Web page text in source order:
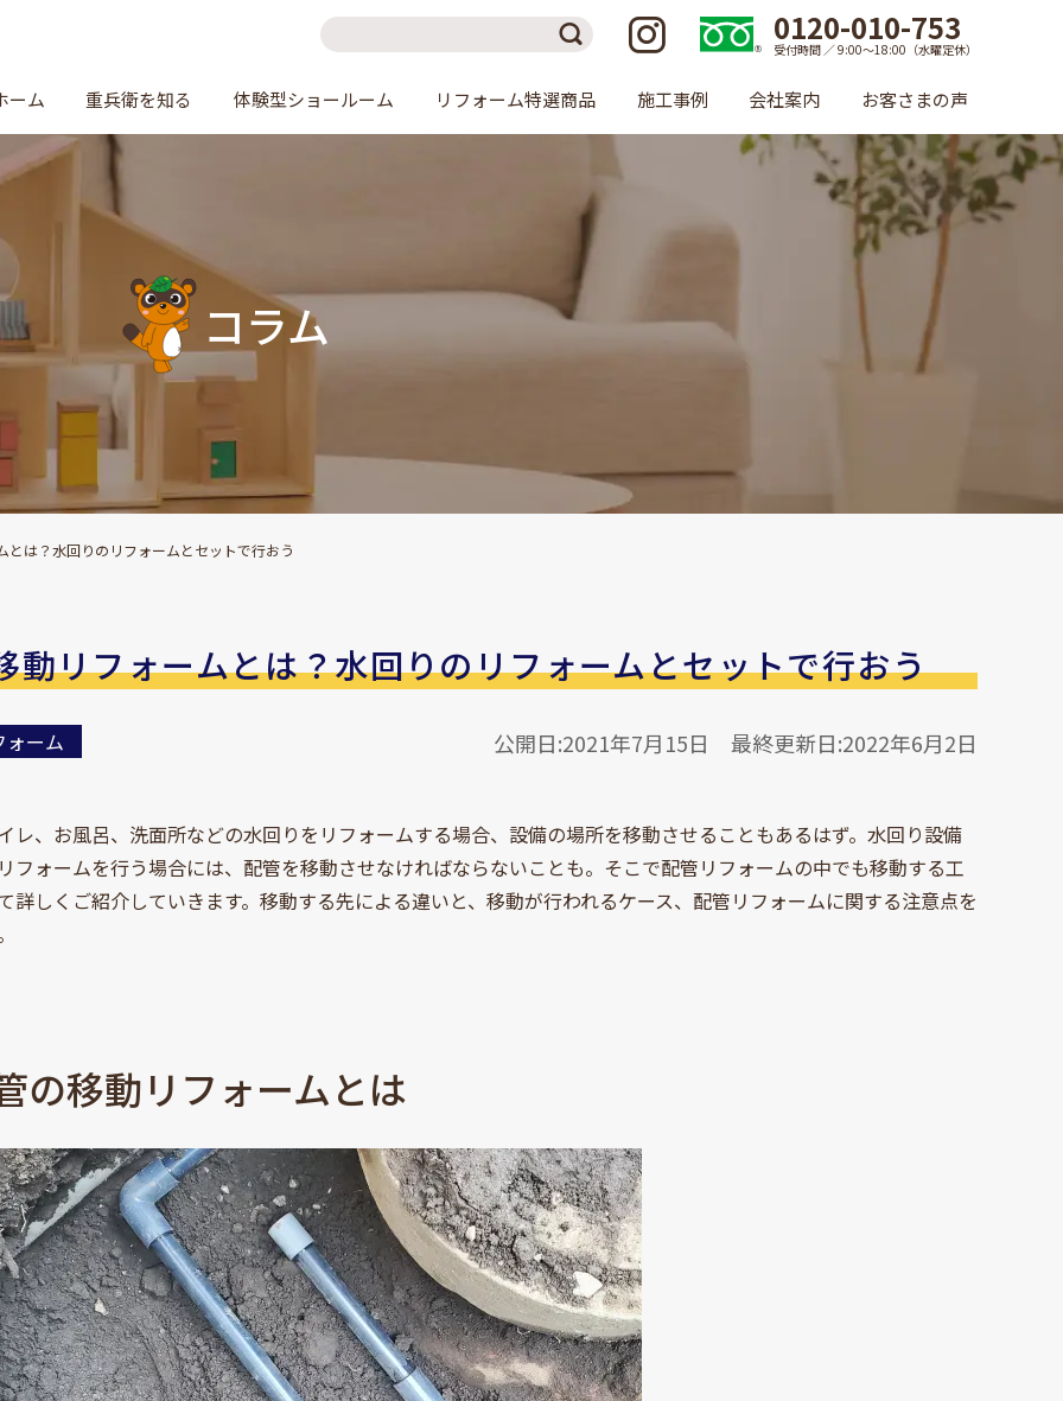
0120-010-753
受付時間 ／ 9:00〜18:00（水曜定休）
ーム 重兵衛を知る 体験型ショールーム リフォーム特選商品 施工事例 会社案内 お客さまの声
コラム
とは？水回りのリフォームとセットで行おう
動リフォームとは？水回りのリフォームとセットで行おう
ーム 公開日:2021年7月15日 最終更新日:2022年6月2日
レ、お風呂、洗面所などの水回りをリフォームする場合、設備の場所を移動させることもあるはず。水回り設備
フォームを行う場合には、配管を移動させなければならないことも。そこで配管リフォームの中でも移動する工
詳しくご紹介していきます。移動する先による違いと、移動が行われるケース、配管リフォームに関する注意点を
移動リフォームとは